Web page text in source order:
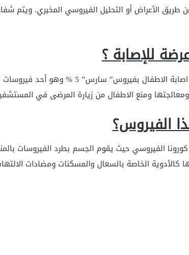
الأعراض أو التحليل الفيروسي المخبري. ويتم
للإصابة ؟
على سبيل المثال لم تتعد نسبة اصابة الاطفال
ومعالجتها ومنع الاطفال من زيارة المرضى في
الفيروس؟
الفيروسي حيث يقوم الجسم بطرد الفيروسات
كالأدوية الخاصة بالسعال والمسكنات ومضادات